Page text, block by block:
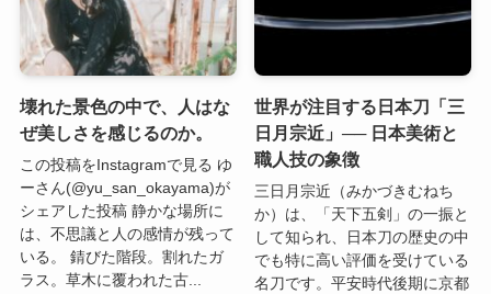
壊れた景色の中で、人はな
ぜ美しさを感じるのか。
この投稿をInstagramで見る ゆ
ーさん(@yu_san_okayama)が
シェアした投稿 静かな場所に
は、不思議と人の感情が残って
いる。 錆びた階段。割れたガ
ラス。草木に覆われた古...
世界が注目する日本刀「三
日月宗近」── 日本美術と
職人技の象徴
三日月宗近（みかづきむねち
か）は、「天下五剣」の一振と
して知られ、日本刀の歴史の中
でも特に高い評価を受けている
名刀です。平安時代後期に京都